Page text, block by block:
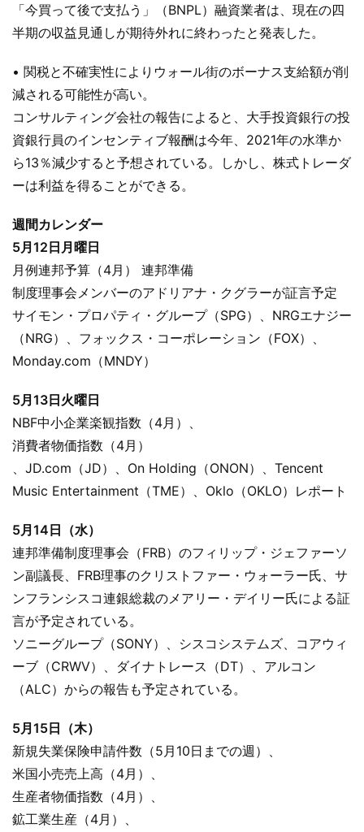
「今買って後で支払う」（BNPL）融資業者は、現在の四
半期の収益見通しが期待外れに終わったと発表した。
• 関税と不確実性によりウォール街のボーナス支給額が削
減される可能性が高い。
コンサルティング会社の報告によると、大手投資銀行の投
資銀行員のインセンティブ報酬は今年、2021年の水準か
ら13％減少すると予想されている。しかし、株式トレーダ
ーは利益を得ることができる。
週間カレンダー
5月12日月曜日
月例連邦予算（4月） 連邦準備
制度理事会メンバーのアドリアナ・クグラーが証言予定
サイモン・プロパティ・グループ（SPG）、NRGエナジー
（NRG）、フォックス・コーポレーション（FOX）、
Monday.com（MNDY）
5月13日火曜日
NBF中小企業楽観指数（4月）、
消費者物価指数（4月）
、JD.com（JD）、On Holding（ONON）、Tencent
Music Entertainment（TME）、Oklo（OKLO）レポート
5月14日（水）
連邦準備制度理事会（FRB）のフィリップ・ジェファーソ
ン副議長、FRB理事のクリストファー・ウォーラー氏、サ
ンフランシスコ連銀総裁のメアリー・デイリー氏による証
言が予定されている。
ソニーグループ（SONY）、シスコシステムズ、コアウィ
ーブ（CRWV）、ダイナトレース（DT）、アルコン
（ALC）からの報告も予定されている。
5月15日（木）
新規失業保険申請件数（5月10日までの週）、
米国小売売上高（4月）、
生産者物価指数（4月）、
鉱工業生産（4月）、